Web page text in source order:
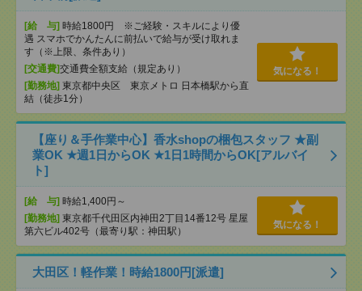
[給 与] 時給1800円 ※ご経験・スキルにより優
遇 スマホでかんたんに前払いで給与が受け取れま
す（※上限、条件あり）
[交通費]交通費全額支給（規定あり）
[勤務地] 東京都中央区 東京メトロ 日本橋駅から直
結（徒歩1分）
気になる！
【座り＆手作業中心】香水shopの梱包スタッフ ★副
業OK ★週1日からOK ★1日1時間からOK[アルバイ
ト]
[給 与] 時給1,400円～
[勤務地] 東京都千代田区内神田2丁目14番12号 星屋
第六ビル402号（最寄り駅：神田駅）
気になる！
大田区！軽作業！時給1800円[派遣]